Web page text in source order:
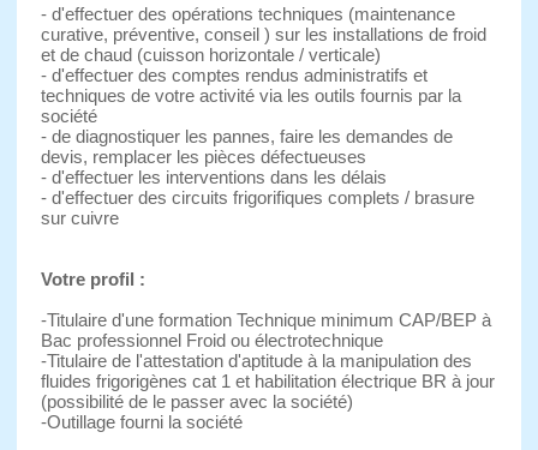
- d'effectuer des opérations techniques (maintenance
curative, préventive, conseil ) sur les installations de froid
et de chaud (cuisson horizontale / verticale)
- d'effectuer des comptes rendus administratifs et
techniques de votre activité via les outils fournis par la
société
- de diagnostiquer les pannes, faire les demandes de
devis, remplacer les pièces défectueuses
- d'effectuer les interventions dans les délais
- d'effectuer des circuits frigorifiques complets / brasure
sur cuivre
Votre profil :
-Titulaire d'une formation Technique minimum CAP/BEP à
Bac professionnel Froid ou électrotechnique
-Titulaire de l'attestation d'aptitude à la manipulation des
fluides frigorigènes cat 1 et habilitation électrique BR à jour
(possibilité de le passer avec la société)
-Outillage fourni la société